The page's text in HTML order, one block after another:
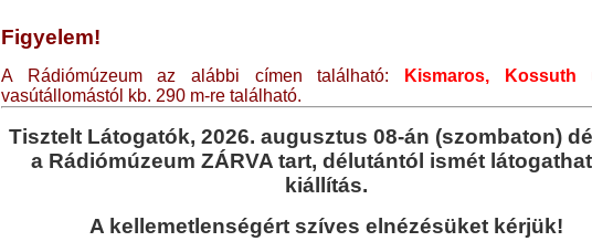
Figyelem!
A Rádiómúzeum az alábbi címen található: Kismaros, Kossuth
vasútállomástól kb. 290 m-re található.
Tisztelt Látogatók, 2026. augusztus 08-án (szombaton)
a Rádiómúzeum ZÁRVA tart, délutántól ismét
kiállítás.
A kellemetlenségért szíves elnézésüket kérjük!